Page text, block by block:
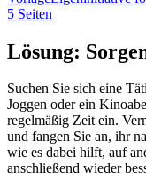
5 Seiten
Lösung:
Suchen Sie sich eine
Joggen oder ein
regelmäßig Zeit ein.
und fangen Sie an, ihr
wie es dabei hilft, auf
anschließend wieder